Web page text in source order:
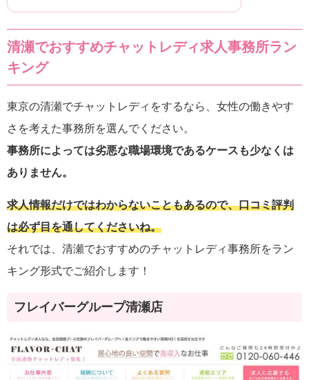
清瀬でおすすめチャットレディ求人事務所ラン
キング
東京の清瀬でチャットレディをするなら、女性の働きやす
さを考えた事務所を選んでください。
事務所によっては劣悪な職場環境であるケースも少なくは
ありません。
求人情報だけではわからないこともあるので、口コミ評判
は必ず目を通してくださいね。
それでは、清瀬でおすすめのチャットレディ事務所をラン
キング形式でご紹介します！
フレイバーグループ清瀬店